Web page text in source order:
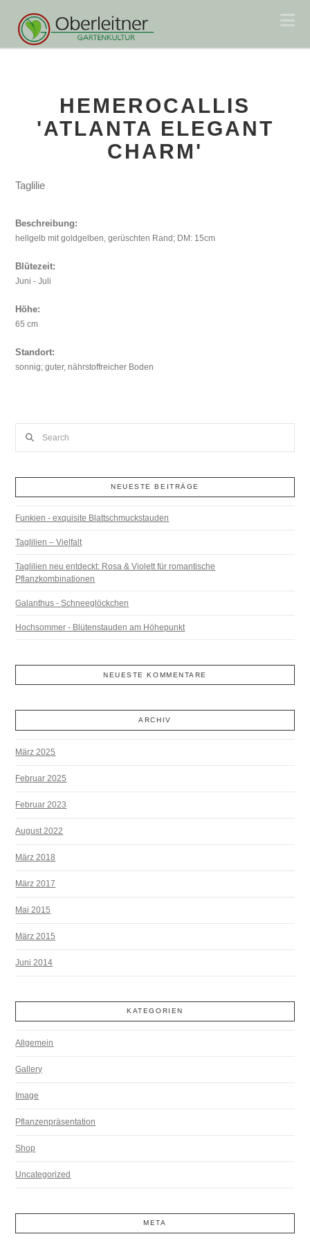
HEMEROCALLIS
'ATLANTA ELEGANT
CHARM'
Taglilie
Beschreibung:
hellgelb mit goldgelben, gerüschten Rand; DM: 15cm
Blütezeit:
Juni - Juli
Höhe:
65 cm
Standort:
sonnig; guter, nährstoffreicher Boden
NEUESTE BEITRÄGE
Funkien - exquisite Blattschmuckstauden
Taglilien – Vielfalt
Taglilien neu entdeckt: Rosa & Violett für romantische
Pflanzkombinationen
Galanthus - Schneeglöckchen
Hochsommer - Blütenstauden am Höhepunkt
NEUESTE KOMMENTARE
ARCHIV
März 2025
Februar 2025
Februar 2023
August 2022
März 2018
März 2017
Mai 2015
März 2015
Juni 2014
KATEGORIEN
Allgemein
Gallery
Image
Pflanzenpräsentation
Shop
Uncategorized
META